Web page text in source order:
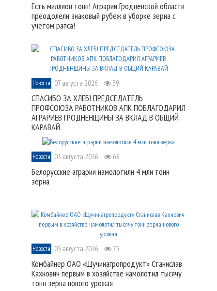
Есть миллион тонн! Аграрии Гродненской области
преодолели знаковый рубеж в уборке зерна с
учетом рапса!
Новости 07 августа 2026 39
СПАСИБО ЗА ХЛЕБ! ПРЕДСЕДАТЕЛЬ
ПРОФСОЮЗА РАБОТНИКОВ АПК ПОБЛАГОДАРИЛ
АГРАРИЕВ ГРОДНЕНЩИНЫ ЗА ВКЛАД В ОБЩИЙ
КАРАВАЙ
Новости 03 августа 2026 66
Белорусские аграрии намолотили 4 млн тонн
зерна
Новости 03 августа 2026 73
Комбайнер ОАО «Щучинагропродукт» Станислав
Кахнович первым в хозяйстве намолотил тысячу
тонн зерна нового урожая